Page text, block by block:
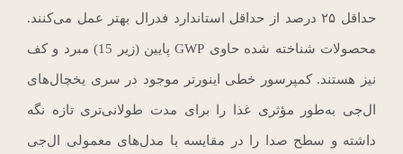
حداقل ۲۵ درصد از حداقل استاندارد فدرال بهتر عمل می‌کنند.
محصولات شناخته شده حاوی GWP پایین (زیر 15) مبرد و کف
نیز هستند. کمپرسور خطی اینورتر موجود در سری یخچال‌های
ال‌جی به‌طور مؤثری غذا را برای مدت طولانی‌تری تازه نگه
داشته و سطح صدا را در مقایسه با مدل‌های معمولی ال‌جی